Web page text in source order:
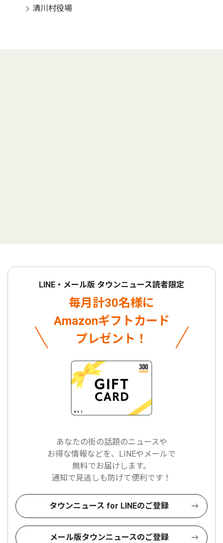
清川村役場
LINE・メール版 タウンニュース読者限定
毎月計30名様に
Amazonギフトカード
プレゼント！
あなたの街の話題のニュースや
お得な情報などを、LINEやメールで
無料でお届けします。
通知で見逃しも防げて便利です！
タウンニュース for LINEのご登録
メール版タウンニュースのご登録